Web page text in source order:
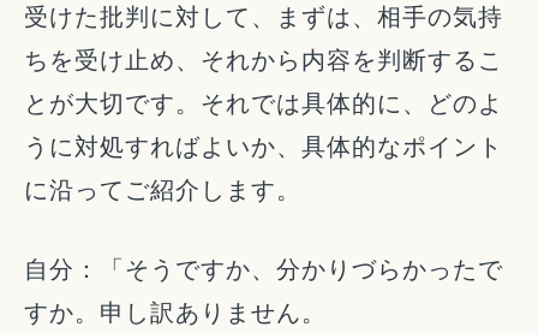
受けた批判に対して、まずは、相手の気持
ちを受け止め、それから内容を判断するこ
とが大切です。それでは具体的に、どのよ
うに対処すればよいか、具体的なポイント
に沿ってご紹介します。
自分：「そうですか、分かりづらかったで
すか。申し訳ありません。